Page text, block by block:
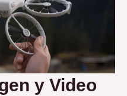
y Video